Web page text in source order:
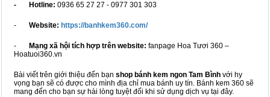
- Hotline: 0936 65 27 27 - 0977 301 303
- Website: https://banhkem360.com/
- Mạng xã hội tích hợp trên website: fanpage Hoa Tươi 360 –
Hoatuoi360.vn
Bài viết trên giới thiệu đến bạn shop bánh kem ngon Tam Bình với hy
vọng bạn sẽ có được cho mình địa chỉ mua bánh uy tín. Bánh kem 360 sẽ
mang đến cho bạn sự hài lòng tuyệt đối khi sử dụng dịch vụ tại đây.